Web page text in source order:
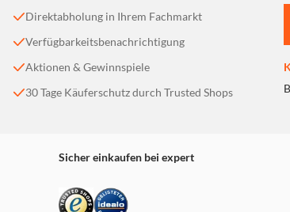
Direktabholung in Ihrem Fachmarkt
Verfügbarkeitsbenachrichtigung
Aktionen & Gewinnspiele
30 Tage Käuferschutz durch Trusted Shops
Sicher einkaufen bei expert